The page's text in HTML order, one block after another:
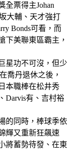
全票得主Johan
大輔、天才強打
Bonds可看，而
下美聯東區霸主，
星功不可沒，但少
喬丹退休之後，
本職棒在松井秀
Darvis有、吉村裕
的同時，棒球季依
輝又重新狂飆速
將蓄勢待發、在東